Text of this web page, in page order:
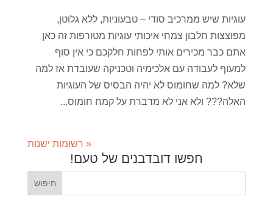
עוגיות שיש ממרכיב סודי – טבעוניות, ללא גלוטן,
מפוצצות חלבון צמחי איכותי עוגיות מטורפות זה כאן
אתם כבר מכירים אותי לפחות חלקכם כי אין סוף
למעוף לעבודה עם אלכימיה וטכניקה שעובדת אז למה
שלא? למה שחומוס לא יהיה הבסיס של העוגיות
האלה??? ולא אני לא מדברת על קמח חומוס...
« רשומות ישנות
חפשו דובדבנים של טעם!